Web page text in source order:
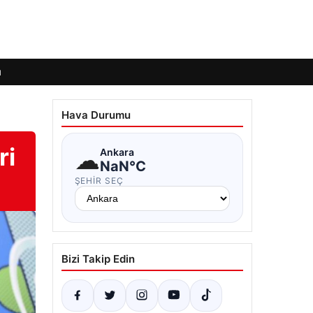
Hava Durumu
☁Ankara
NaN°C
ŞEHIR SEÇ
Bizi Takip Edin